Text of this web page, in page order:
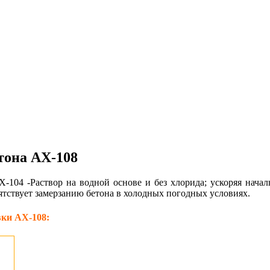
АХ-108
104 -Раствор на водной основе и без хлорида; ускоряя
замерзанию бетона в холодных погодных условиях.
АХ-108: